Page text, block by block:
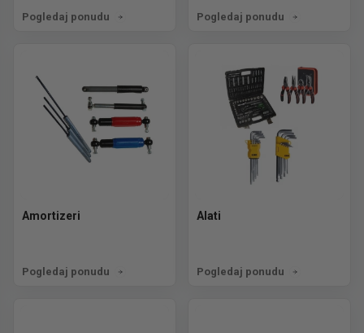
Pogledaj ponudu Pogledaj ponudu
Amortizeri
Pogledaj ponudu
Alati
Pogledaj ponudu